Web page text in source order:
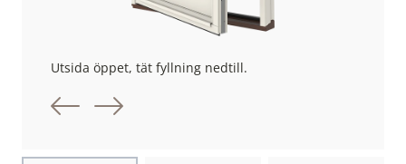
Föregående bild
Nästa bild
Utsida öppet, tät fyllning nedtill.